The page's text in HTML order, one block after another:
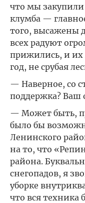
что мы закупили
клумба —
того, высажены
всех радуют
прижились, и
год, не срубая
— Наверное, со
поддержка? Ваш
— Может быть,
было бы
Ленинского
на то, что
района.
снегопадов, я
уборке
что вся техника